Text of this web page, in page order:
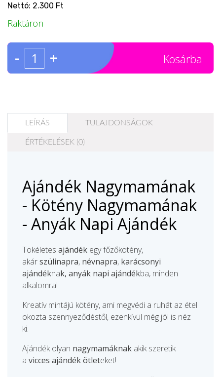
Nettó: 2.300 Ft
Raktáron
- + Kosárba
LEÍRÁS TULAJDONSÁGOK
ÉRTÉKELÉSEK (0)
Ajándék Nagymamának
- Kötény Nagymamának
- Anyák Napi Ajándék
Tökéletes ajándék egy főzőkötény,
akárszülinapra, névnapra, karácsonyi
ajándéknak, anyák napi ajándékba, minden
alkalomra!
Kreatív mintájú kötény, ami megvédi a ruhát az étel
okozta szennyeződéstől, ezenkívül még jól is néz
ki.
Ajándék olyan nagymamáknak akik szeretik
a vicces ajándék ötleteket!